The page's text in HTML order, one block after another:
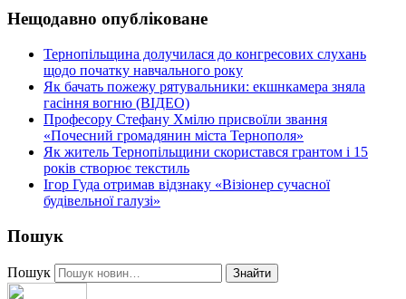
Нещодавно опубліковане
Тернопільщина долучилася до конгресових слухань
щодо початку навчального року
Як бачать пожежу рятувальники: екшнкамера зняла
гасіння вогню (ВІДЕО)
Професору Стефану Хмілю присвоїли звання
«Почесний громадянин міста Тернополя»
Як житель Тернопільщини скористався грантом і 15
років створює текстиль
Ігор Гуда отримав відзнаку «Візіонер сучасної
будівельної галузі»
Пошук
Пошук Знайти